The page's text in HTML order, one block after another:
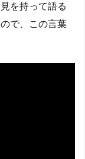
を持って語る
で、この言葉